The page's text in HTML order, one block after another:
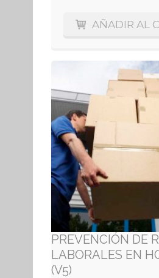
AÑADIR AL
PREVENCIÓN DE
LABORALES EN
(V5)